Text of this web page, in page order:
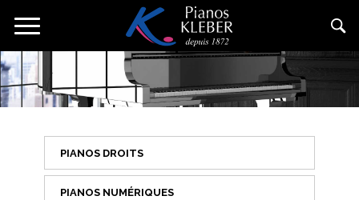
principal
Toggle
PIANOS DROITS
PIANOS NUMÉRIQUES